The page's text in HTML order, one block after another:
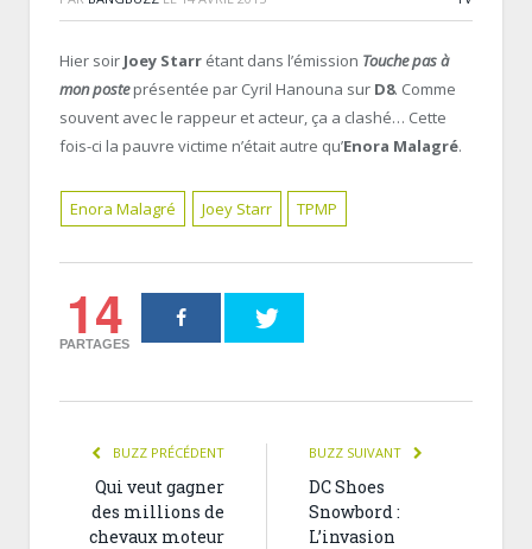
Hier soir Joey Starr étant dans l’émission Touche pas à
mon posteprésentée par Cyril Hanouna sur D8. Comme
souvent avec le rappeur et acteur, ça a clashé… Cette
fois-ci la pauvre victime n’était autre qu’Enora Malagré.
Enora Malagré Joey Starr TPMP
14
PARTAGES
BUZZ PRÉCÉDENT
Qui veut gagner
des millions de
chevaux moteur
BUZZ SUIVANT
DC Shoes
Snowbord :
L’invasion